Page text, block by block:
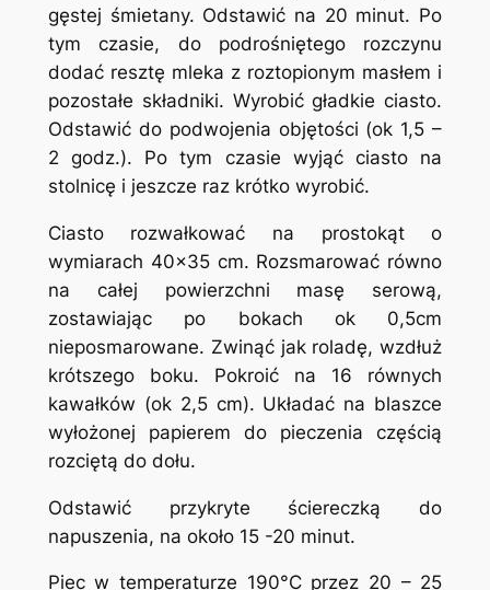
gęstej śmietany. Odstawić na 20 minut. Po
tym czasie, do podrośniętego rozczynu
dodać resztę mleka z roztopionym masłem i
pozostałe składniki. Wyrobić gładkie ciasto.
Odstawić do podwojenia objętości (ok 1,5 –
2 godz.). Po tym czasie wyjąć ciasto na
stolnicę i jeszcze raz krótko wyrobić.
Ciasto rozwałkować na prostokąt o
wymiarach 40×35 cm. Rozsmarować równo
na całej powierzchni masę serową,
zostawiając po bokach ok 0,5cm
nieposmarowane. Zwinąć jak roladę, wzdłuż
krótszego boku. Pokroić na 16 równych
kawałków (ok 2,5 cm). Układać na blaszce
wyłożonej papierem do pieczenia częścią
rozciętą do dołu.
Odstawić przykryte ściereczką do
napuszenia, na około 15 -20 minut.
Piec w temperaturze 190°C przez 20 – 25